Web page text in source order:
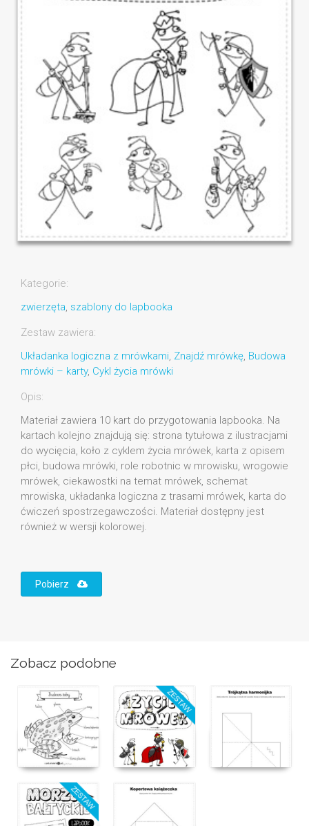
Kategorie:
zwierzęta, szablony do lapbooka
Zestaw zawiera:
Układanka logiczna z mrówkami, Znajdź mrówkę, Budowa
mrówki – karty, Cykl życia mrówki
Opis:
Materiał zawiera 10 kart do przygotowania lapbooka. Na
kartach kolejno znajdują się: strona tytułowa z ilustracjami
do wycięcia, koło z cyklem życia mrówek, karta z opisem
płci, budowa mrówki, role robotnic w mrowisku, wrogowie
mrówek, ciekawostki na temat mrówek, schemat
mrowiska, układanka logiczna z trasami mrówek, karta do
ćwiczeń spostrzegawczości. Materiał dostępny jest
również w wersji kolorowej.
Pobierz
Zobacz podobne